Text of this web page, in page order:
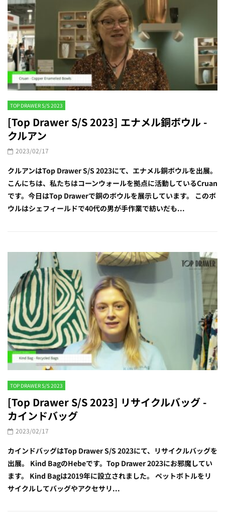
TOP DRAWER S/S 2023
[Top Drawer S/S 2023] エナメル銅ボウル -
クルアン
2023/02/17
クルアンはTop Drawer S/S 2023にて、エナメル銅ボウルを出展。
こんにちは、私たちはコーンウォールを拠点に活動しているCruan
です。今日はTop Drawerで銅のボウルを展示しています。 このボ
ウルはシェフィールドで40代の男が手作業で紡いだも...
TOP DRAWER S/S 2023
[Top Drawer S/S 2023] リサイクルバッグ -
カインドバッグ
2023/02/17
カインドバッグはTop Drawer S/S 2023にて、リサイクルバッグを
出展。 Kind BagのHebeです。Top Drawer 2023にお邪魔してい
ます。 Kind Bagは2019年に設立されました。 ペットボトルをリ
サイクルしてバッグやアクセサリ...